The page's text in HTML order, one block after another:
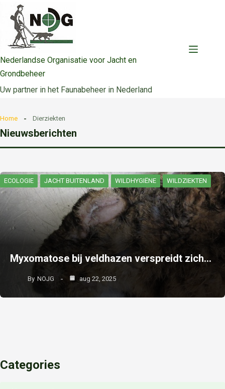
naar
inhoud
Nederlandse Organisatie voor Jacht en
Grondbeheer
Uw partner in het Faunabeheer in Nederland
Home Dierziekten
Nieuwsberichten
ECOLOGIE JACHT BUITENLAND WILDHYGIËNE WILDZIEKTEN
Myxomatose bij veldhazen verspreidt zich…
By NOJG aug 22, 2025
Categories